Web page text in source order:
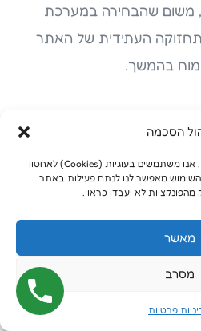
הסכמה
כדי לשפר את חוויית השימוש באתר, אנו משתמשים בעוגיות (Cookies) לאחסון
מאפשר לנו לנתח פעילות באתר
לא יעבדו כראוי.
מאשר
מסרב
פרטיות
, משום שהבחירה במערכת
העתידית של האתר
בהמשך.
הבסיס האמיתי
ביותר בתחום היא
להכתיב את המבנה,
האתר.